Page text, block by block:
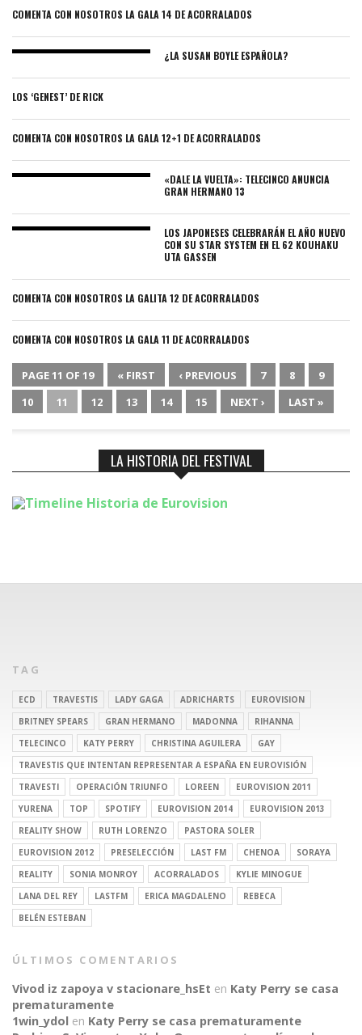
COMENTA CON NOSOTROS LA GALA 14 DE ACORRALADOS
¿LA SUSAN BOYLE ESPAÑOLA?
LOS ‘GENEST’ DE RICK
COMENTA CON NOSOTROS LA GALA 12+1 DE ACORRALADOS
«DALE LA VUELTA»: TELECINCO ANUNCIA
GRAN HERMANO 13
LOS JAPONESES CELEBRARÁN EL AÑO NUEVO
CON SU STAR SYSTEM EN EL 62 KOUHAKU
UTA GASSEN
COMENTA CON NOSOTROS LA GALITA 12 DE ACORRALADOS
COMENTA CON NOSOTROS LA GALA 11 DE ACORRALADOS
PAGE 11 OF 19 « FIRST ‹ PREVIOUS 7 8
9
10
11 12 13 14 15 NEXT › LAST »
LA HISTORIA DEL FESTIVAL
TAG
ECD TRAVESTIS LADY GAGA ADRICHARTS
EUROVISION
BRITNEY SPEARS
GRAN HERMANO MADONNA
RIHANNA
TELECINCO
KATY PERRY CHRISTINA AGUILERA
GAY
TRAVESTIS QUE INTENTAN REPRESENTAR A ESPAÑA EN EUROVISIÓN
TRAVESTI
OPERACIÓN TRIUNFO LOREEN
EUROVISION 2011
YURENA
TOP SPOTIFY EUROVISION 2014
EUROVISION 2013
REALITY SHOW
RUTH LORENZO
PASTORA SOLER
EUROVISION 2012
PRESELECCIÓN LAST FM CHENOA
SORAYA
REALITY
SONIA MONROY ACORRALADOS
KYLIE MINOGUE
LANA DEL REY
LASTFM ERICA MAGDALENO
REBECA
BELÉN ESTEBAN
ÚLTIMOS COMENTARIOS
Vivod iz zapoya v stacionare_hsEt en Katy Perry se casa
prematuramente
1win_ydol en Katy Perry se casa prematuramente